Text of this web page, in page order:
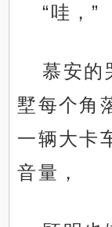
“哇，”
慕安的
墅每个角
一辆大卡
音量，